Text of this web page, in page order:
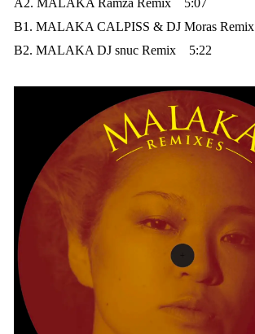
A2. MALAKA Ramza Remix 5:07
B1. MALAKA CALPISS & DJ Moras
B2. MALAKA DJ snuc Remix 5:22